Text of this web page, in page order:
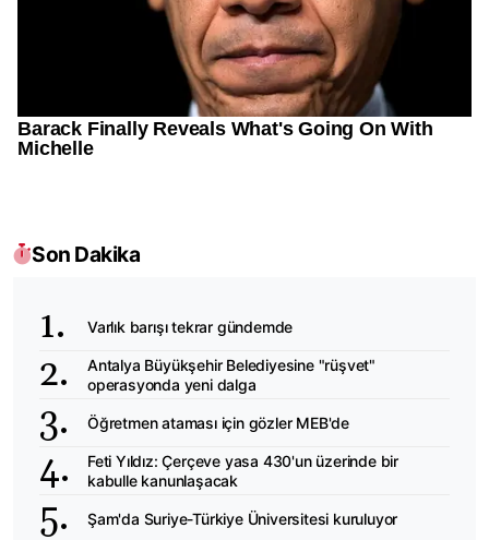
Son Dakika
Varlık barışı tekrar gündemde
Antalya Büyükşehir Belediyesine "rüşvet"
operasyonda yeni dalga
Öğretmen ataması için gözler MEB'de
Feti Yıldız: Çerçeve yasa 430'un üzerinde bir
kabulle kanunlaşacak
Şam'da Suriye-Türkiye Üniversitesi kuruluyor